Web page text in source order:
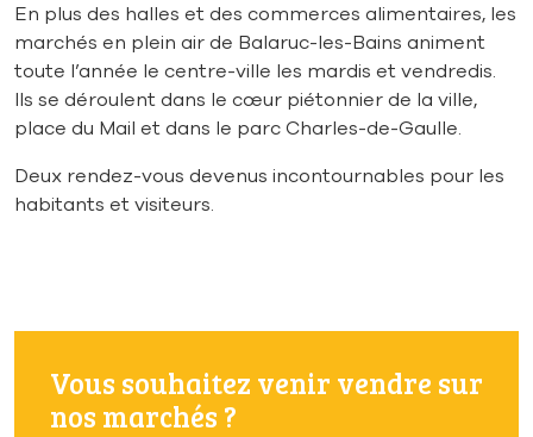
En plus des halles et des commerces alimentaires, les
marchés en plein air de Balaruc-les-Bains animent
toute l’année le centre-ville les mardis et vendredis.
Ils se déroulent dans le cœur piétonnier de la ville,
place du Mail et dans le parc Charles-de-Gaulle.
Deux rendez-vous devenus incontournables pour les
habitants et visiteurs.
Vous souhaitez venir vendre sur
nos marchés ?